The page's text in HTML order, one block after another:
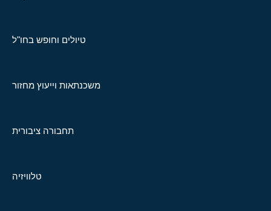
טיולים וחופש בחו"ל
משכנתאות וייעוץ מחזור
תחבורה ציבורית
טלוויזיה